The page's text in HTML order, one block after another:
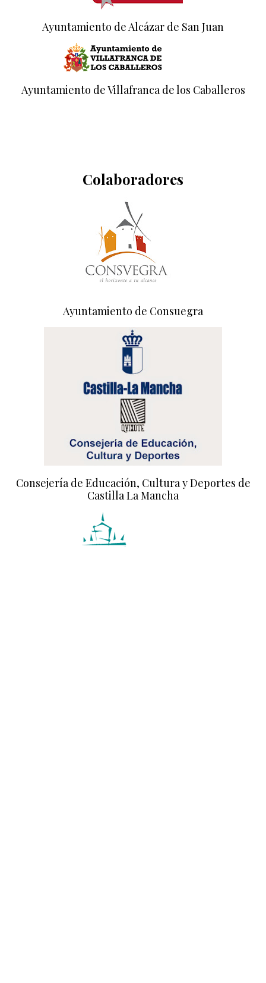
Ayuntamiento de Alcázar de San Juan
Ayuntamiento de Villafranca de los Caballeros
Colaboradores
Ayuntamiento de Consuegra
Consejería de Educación, Cultura y Deportes de
Castilla La Mancha